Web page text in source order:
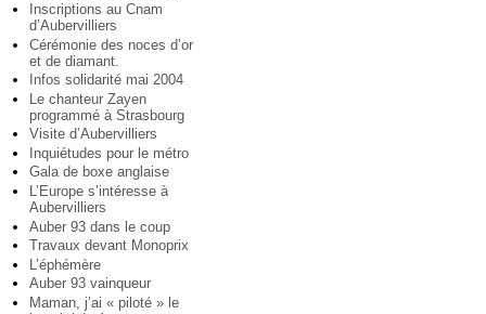
Inscriptions au Cnam
d’Aubervilliers
Cérémonie des noces d’or
et de diamant.
Infos solidarité mai 2004
Le chanteur Zayen
programmé à Strasbourg
Visite d’Aubervilliers
Inquiétudes pour le métro
Gala de boxe anglaise
L’Europe s’intéresse à
Aubervilliers
Auber 93 dans le coup
Travaux devant Monoprix
L’éphémère
Auber 93 vainqueur
Maman, j’ai « piloté » le